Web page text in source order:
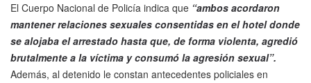
El Cuerpo Nacional de Policía indica que “ambos acordaron
mantener relaciones sexuales consentidas en el hotel donde
se alojaba el arrestado hasta que, de forma violenta, agredió
brutalmente a la víctima y consumó la agresión sexual”.
Además, al detenido le constan antecedentes policiales en